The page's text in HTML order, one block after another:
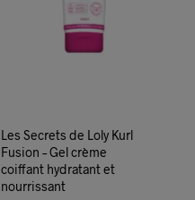
Les Secrets de Loly Kurl
Fusion – Gel crème
coiffant hydratant et
nourrissant